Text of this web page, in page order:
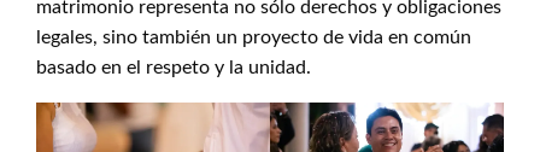
matrimonio representa no sólo derechos y obligaciones
legales, sino también un proyecto de vida en común
basado en el respeto y la unidad.